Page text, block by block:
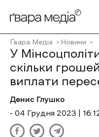
Ґвара Медіа Новини
У
скільки
виплати
Денис Глушко
- 04 Грудня 2023 |